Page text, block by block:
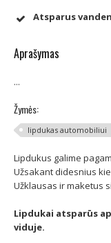
Atsparus
Aprašymas
...
Žymės:
lipdukas automobiliui
Lipdukus galime
Užsakant didesnius
Užklausas ir maketus
Lipdukai atsparūs
viduje.